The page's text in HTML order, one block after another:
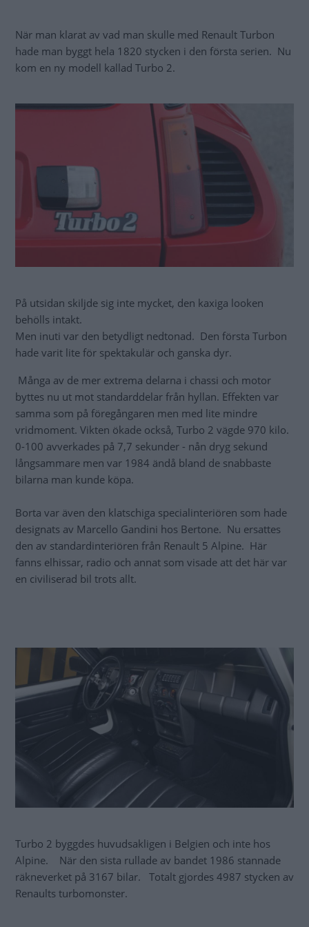
När man klarat av vad man skulle med Renault Turbon
hade man byggt hela 1820 stycken i den första serien. Nu
kom en ny modell kallad Turbo 2.
På utsidan skiljde sig inte mycket, den kaxiga looken
behölls intakt.
Men inuti var den betydligt nedtonad. Den första Turbon
hade varit lite för spektakulär och ganska dyr.
Många av de mer extrema delarna i chassi och motor
byttes nu ut mot standarddelar från hyllan. Effekten var
samma som på föregångaren men med lite mindre
vridmoment. Vikten ökade också, Turbo 2 vägde 970 kilo.
0-100 avverkades på 7,7 sekunder - nån dryg sekund
långsammare men var 1984 ändå bland de snabbaste
bilarna man kunde köpa.
Borta var även den klatschiga specialinteriören som hade
designats av Marcello Gandini hos Bertone. Nu ersattes
den av standardinteriören från Renault 5 Alpine. Här
fanns elhissar, radio och annat som visade att det här var
en civiliserad bil trots allt.
Turbo 2 byggdes huvudsakligen i Belgien och inte hos
Alpine. När den sista rullade av bandet 1986 stannade
räkneverket på 3167 bilar. Totalt gjordes 4987 stycken av
Renaults turbomonster.